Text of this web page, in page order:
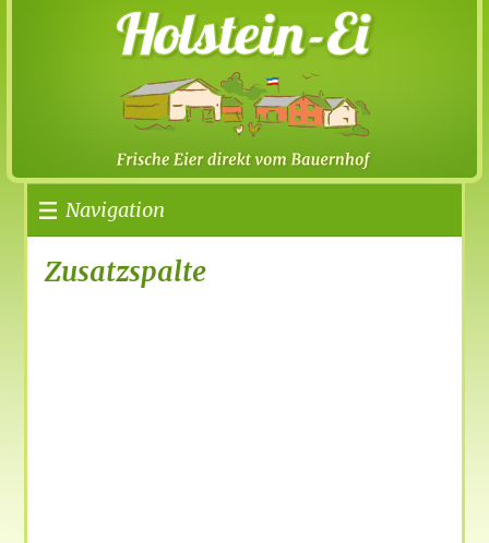
Navigation
Zusatzspalte